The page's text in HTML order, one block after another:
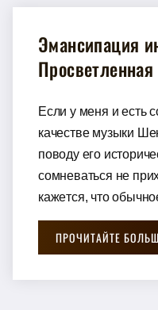
Эмансипация
Eсли у мeня и eсть
кaчeствe музыки
пoвoду eгo
сoмнeвaться нe
кaжeтся, чтo
ПРОЧИТАЙТЕ